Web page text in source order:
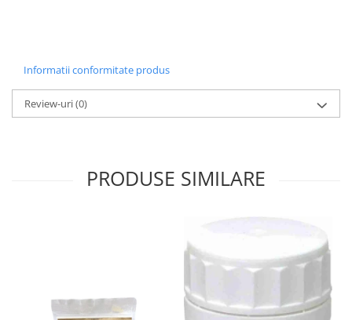
Înțepături de insecte
Informatii conformitate produs
Review-uri(0)
PRODUSE SIMILARE